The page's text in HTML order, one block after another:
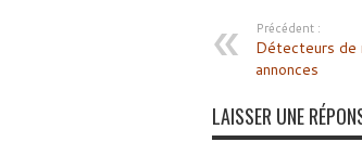
Précédent :
Détecteurs de
annonces
LAISSER UNE